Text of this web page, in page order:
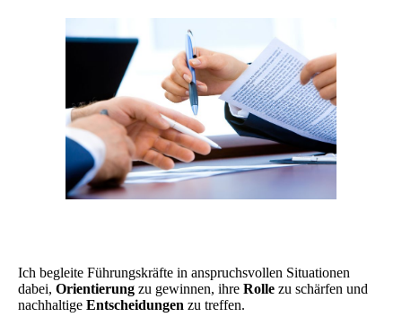
Ich begleite Führungskräfte in anspruchsvollen Situationen
dabei, Orientierung zu gewinnen, ihre Rolle zu schärfen und
nachhaltige Entscheidungen zu treffen.